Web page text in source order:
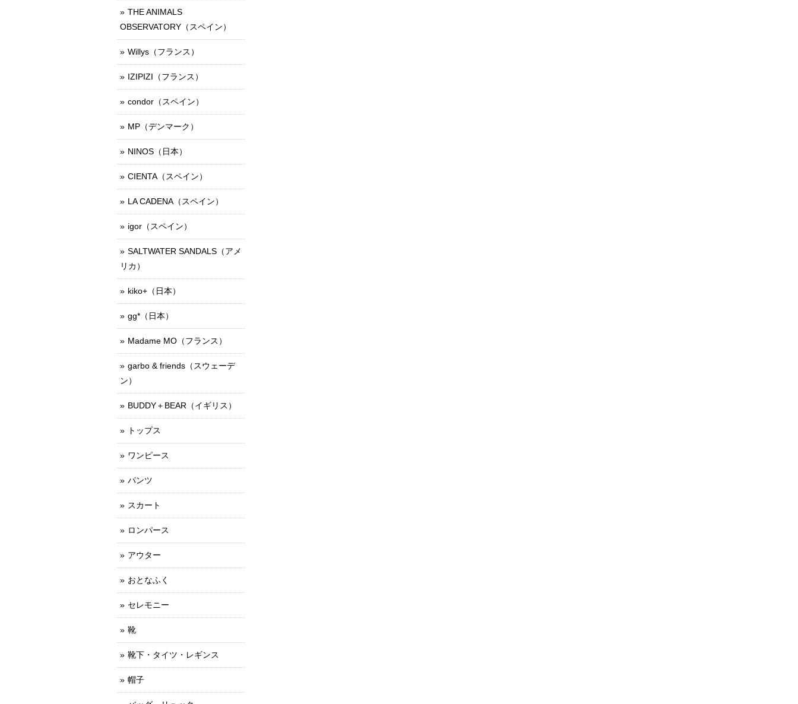
THE ANIMALS
OBSERVATORY（スペイン）
Willys（フランス）
IZIPIZI（フランス）
condor（スペイン）
MP（デンマーク）
NINOS（日本）
CIENTA（スペイン）
LA CADENA（スペイン）
igor（スペイン）
SALTWATER SANDALS（アメ
リカ）
kiko+（日本）
gg*（日本）
Madame MO（フランス）
garbo & friends（スウェーデ
ン）
BUDDY＋BEAR（イギリス）
トップス
ワンピース
パンツ
スカート
ロンパース
アウター
おとなふく
セレモニー
靴
靴下・タイツ・レギンス
帽子